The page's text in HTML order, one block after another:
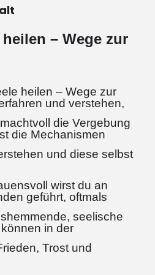
– Wege zur
heilen – Wege zur
und verstehen,
die Vergebung
die Mechanismen
und diese selbst
wirst du an
geführt, oftmals
seelische
in der
Trost und